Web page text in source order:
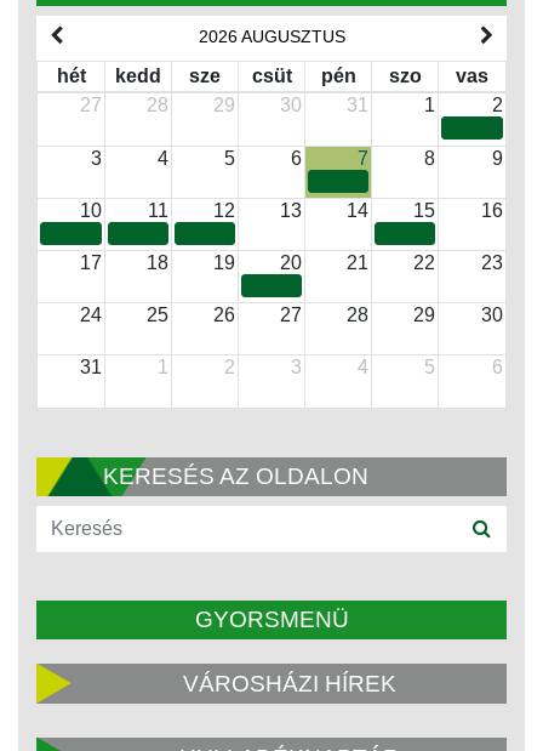
2026 AUGUSZTUS
hét kedd sze csüt pén szo
vas
27
28 29 30 31 1 2
3 4 5 6 7 8 9
10 11 12 13 14 15 16
17 18 19 20 21 22 23
24 25 26 27 28 29 30
31 1 2 3 4 5 6
KERESÉS AZ OLDALON
GYORSMENÜ
VÁROSHÁZI HÍREK